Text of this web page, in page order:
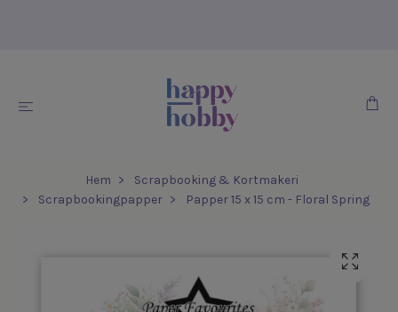
Hem
Scrapbooking & Kortmakeri
Scrapbookingpapper
Papper 15 x 15 cm - Floral Spring